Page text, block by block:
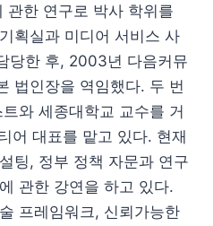
관한 연구로 박사 학위를
획실과 미디어 서비스 사
당한 후, 2003년 다음커뮤
법인장을 역임했다. 두 번
와 세종대학교 교수를 거
어 대표를 맡고 있다. 현재
팅, 정부 정책 자문과 연구
관한 강연을 하고 있다.
프레임워크, 신뢰가능한